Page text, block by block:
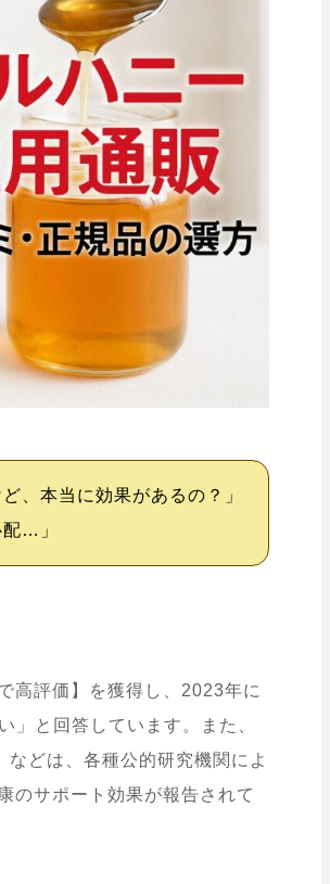
、本当に効果があるの？」
配…」
高評価】を獲得し、2023年に
」と回答しています。また、
どは、各種公的研究機関によ
のサポート効果が報告されて